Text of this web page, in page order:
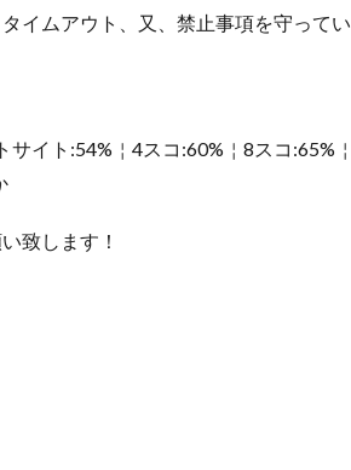
イムアウト、又、禁止事項を守ってい
イト:54%￤4スコ:60%￤8スコ:65%￤
致します！